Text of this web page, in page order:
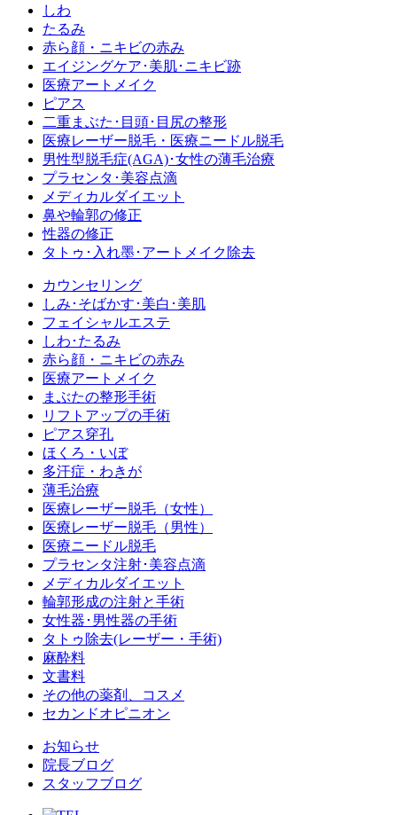
しわ
たるみ
赤ら顔・ニキビの赤み
エイジングケア･美肌･ニキビ跡
医療アートメイク
ピアス
二重まぶた･目頭･目尻の整形
医療レーザー脱毛・医療ニードル脱毛
男性型脱毛症(AGA)･女性の薄毛治療
プラセンタ･美容点滴
メディカルダイエット
鼻や輪郭の修正
性器の修正
タトゥ･入れ墨･アートメイク除去
カウンセリング
しみ･そばかす･美白･美肌
フェイシャルエステ
しわ･たるみ
赤ら顔・ニキビの赤み
医療アートメイク
まぶたの整形手術
リフトアップの手術
ピアス穿孔
ほくろ・いぼ
多汗症・わきが
薄毛治療
医療レーザー脱毛（女性）
医療レーザー脱毛（男性）
医療ニードル脱毛
プラセンタ注射･美容点滴
メディカルダイエット
輪郭形成の注射と手術
女性器･男性器の手術
タトゥ除去(レーザー・手術)
麻酔料
文書料
その他の薬剤、コスメ
セカンドオピニオン
お知らせ
院長ブログ
スタッフブログ